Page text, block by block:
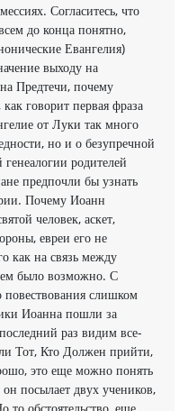
Согласитесь, что
до конца понятно,
Евангелия)
выходу на
Предтечи, почему
говорит первая фраза
от Луки так много
но и о безупречной
родителей
предпочли бы узнать
Почему Иоанн
человек, аскет,
евреи его не
как на связь между
было возможно. С
повествования слишком
Иоанна пошли за
раз видим все-
Тот, Кто Должен прийти,
это еще можно понять
посылает двух учеников,